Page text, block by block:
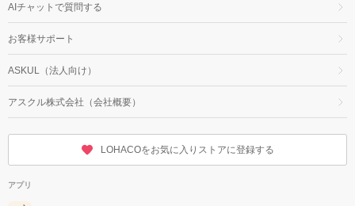
AIチャットで質問する
お客様サポート
ASKUL（法人向け）
アスクル株式会社（会社概要）
LOHACOをお気に入りストアに登録する
アプリ